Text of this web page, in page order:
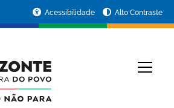
Acessibilidade Alto Contraste